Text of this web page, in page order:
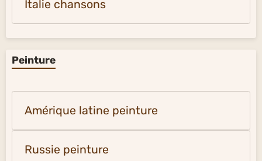
Italie chansons
Peinture
Amérique latine peinture
Russie peinture